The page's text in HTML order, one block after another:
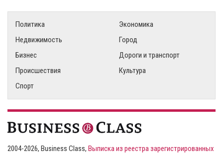
Политика
Экономика
Недвижимость
Город
Бизнес
Дороги и транспорт
Происшествия
Культура
Спорт
2004-2026, Business Class, Выписка из реестра зарегистрированных